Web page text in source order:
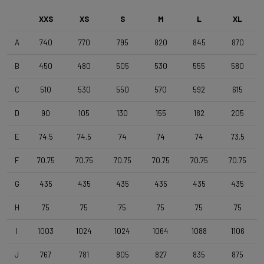
XXS XS S M L XL
A 740 770 795 820 845 870
B 450 480 505 530 555 580
C 510 530 550 570 592 615
D 90 105 130 155 182 205
E 74.5 74.5 74 74 74 73.5
F 70.75 70.75 70.75 70.75 70.75 70.75
G 435 435 435 435 435 435
H 75 75 75 75 75 75
I 1003 1024 1024 1064 1088 1106
J 767 781 805 827 835 875